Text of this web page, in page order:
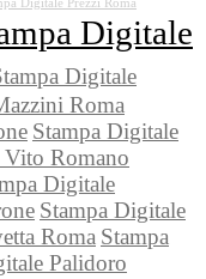
Digitale Prezzi Roma
Digitale
Digitale
Roma
Stampa Digitale
Vito Romano
Digitale
Stampa Digitale
Roma Stampa
Palidoro